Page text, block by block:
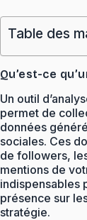
Table des
Qu’est-ce
Un outil
permet de
données
sociales. Ces
de followers,
mentions de
indispensables
présence sur
stratégie.